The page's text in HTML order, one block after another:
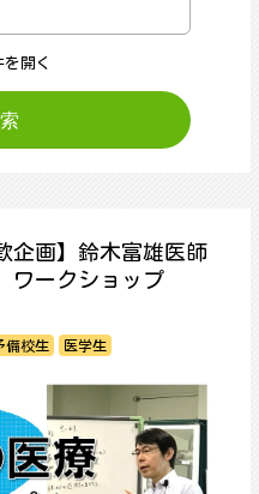
開く
企画】鈴木富雄医師
ワークショップ
備校生 医学生